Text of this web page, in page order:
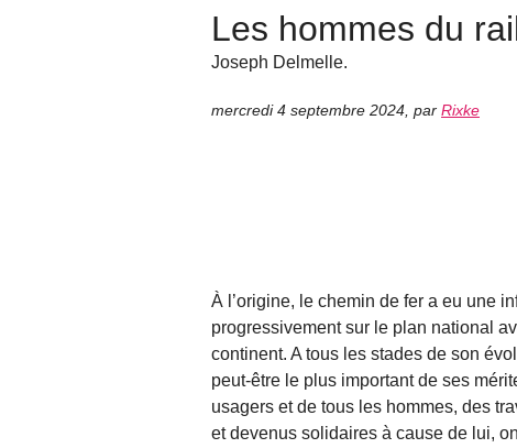
Les hommes du
Joseph Delmelle.
mercredi 4 septembre 2024 par Rixke
À l’origine, le chemin de fer a eu une
progressivement sur le plan national
continent. A tous les stades de son
peut-être le plus important de ses
usagers et de tous les hommes, des
et devenus solidaires à cause de lui,